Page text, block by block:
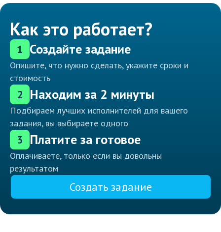
Как это работает?
1 Создайте задание
Опишите, что нужно сделать, укажите сроки и
стоимость
2 Находим за 2 минуты
Подбираем лучших исполнителей для вашего
задания, вы выбираете одного
3 Платите за готовое
Оплачиваете, только если вы довольны
результатом
Создать задание